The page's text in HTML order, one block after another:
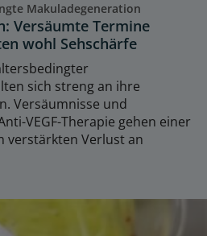
Makuladegeneration
Versäumte Termine
wohl Sehschärfe
sich streng an ihre
Versäumnisse und
VEGF-Therapie gehen einer
verstärkten Verlust an